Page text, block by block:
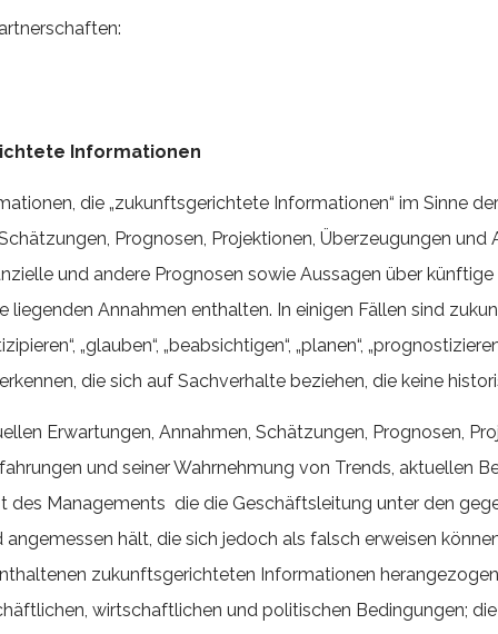
Informationen
die „zukunftsgerichtete Informationen“ im Sinne
Prognosen, Projektionen, Überzeugungen
und andere Prognosen sowie Aussagen über
Annahmen enthalten. In einigen Fällen sind
„glauben“, „beabsichtigen“, „planen“,
die sich auf Sachverhalte beziehen, die keine
Erwartungen, Annahmen, Schätzungen, Prognosen,
und seiner Wahrnehmung von Trends, aktuellen
des Managements die die Geschäftsleitung unter den
hält, die sich jedoch als falsch erweisen
zukunftsgerichteten Informationen
wirtschaftlichen und politischen Bedingungen;